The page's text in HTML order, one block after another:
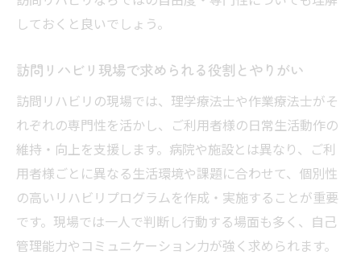
性を発揮
み
訪問リハビリで求められる連携力と応用力
訪問リハビリ専門職が担うリハビリメニュ
ーの工夫
訪問看護と訪問リハビリの違いを徹底解説
訪問リハビリと訪問看護のサービス内容の
違い
しておくと良いでしょう。
訪問リハビリ現場で求められる役割とやりがい
訪問リハビリの現場では、理学療法士や作業療法士がそ
れぞれの専門性を活かし、ご利用者様の日常生活動作の
維持・向上を支援します。病院や施設とは異なり、ご利
用者様ごとに異なる生活環境や課題に合わせて、個別性
の高いリハビリプログラムを作成・実施することが重要
です。現場では一人で判断し行動する場面も多く、自己
管理能力やコミュニケーション力が強く求められます。